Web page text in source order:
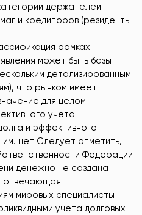
держателей
и кредиторов (резиденты
рамках
может быть базы
детализированным
что рынком имеет
для целом
учета
и эффективного
нет Следует отметить,
Федерации
денежно не создана
отвечающая
мировых специалисты
учета долговых